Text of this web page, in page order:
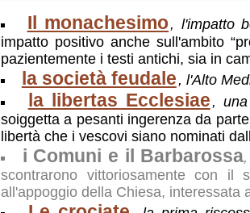
Uno scherzo pericoloso,Un
bimbo di 4 anni, che altera un
parenti
fu spiazzata perché si preparava
per sfondare in Occidente.
Il comunismo: la morte di
Caprara
Lo stalinismo,nelle parole di
spietata repressività del regime
Un tragicomico servilismo ,
manifestarsi abbastanza pro-Stalin
Il monachesimo, l'impatto
impatto positivo anche sull'ambito
pazientemente i testi antichi, sia in
la società feudale , l'Alto
la libertas Ecclesiae ,
soiggetta a pesanti ingerenza da
libertà che i vescovi siano nominati
i Comuni e il Barbarossa
scontrarono vittoriosamente con il
all'appoggio della Chiesa, interessata